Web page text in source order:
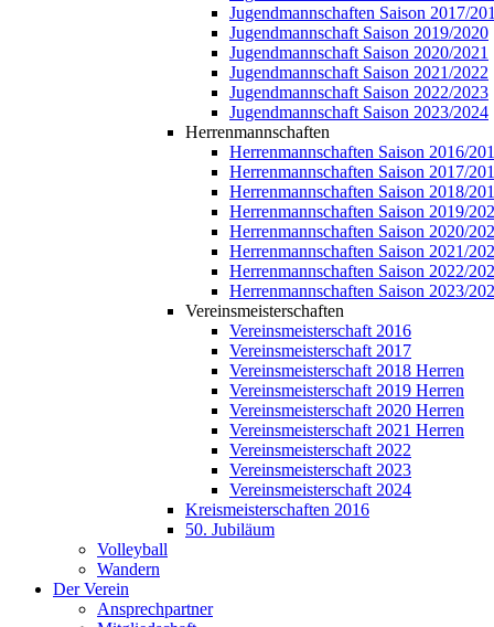
Jugendmannschaften Saison 2017/
Jugendmannschaft Saison 2019/2020
Jugendmannschaft Saison 2020/2021
Jugendmannschaft Saison 2021/2022
Jugendmannschaft Saison 2022/2023
Jugendmannschaft Saison 2023/2024
Herrenmannschaften
Herrenmannschaften Saison 2016/
Herrenmannschaften Saison 2017/
Herrenmannschaften Saison 2018/
Herrenmannschaften Saison 2019/
Herrenmannschaften Saison 2020/
Herrenmannschaften Saison 2021/
Herrenmannschaften Saison 2022/
Herrenmannschaften Saison 2023/
Vereinsmeisterschaften
Vereinsmeisterschaft 2016
Vereinsmeisterschaft 2017
Vereinsmeisterschaft 2018 Herren
Vereinsmeisterschaft 2019 Herren
Vereinsmeisterschaft 2020 Herren
Vereinsmeisterschaft 2021 Herren
Vereinsmeisterschaft 2022
Vereinsmeisterschaft 2023
Vereinsmeisterschaft 2024
Kreismeisterschaften 2016
50. Jubiläum
Volleyball
Wandern
Der Verein
Ansprechpartner